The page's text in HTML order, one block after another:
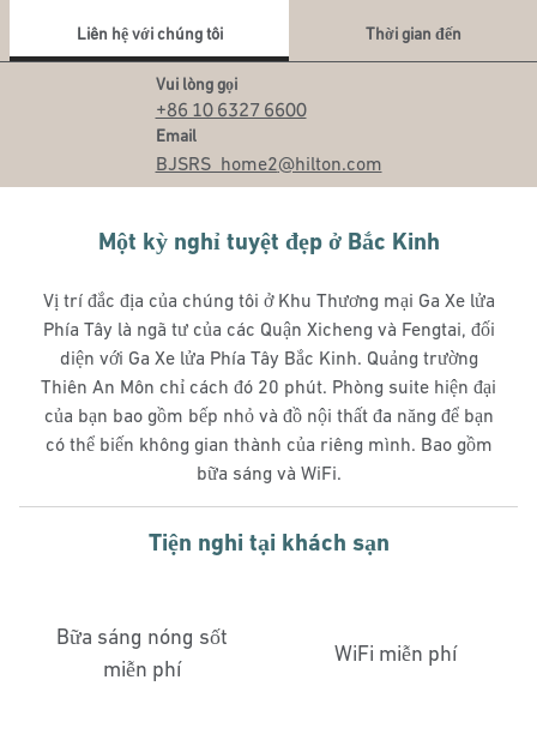
Liên hệ với chúng tôi
Thời gian đến
Vui lòng gọi
Gọi
+86 10 6327 6600
Email
Email
BJSRS_home2@hilton.com
Một kỳ nghỉ tuyệt đẹp ở Bắc Kinh
Vị trí đắc địa của chúng tôi ở Khu Thương mại Ga Xe lửa
Phía Tây là ngã tư của các Quận Xicheng và Fengtai, đối
diện với Ga Xe lửa Phía Tây Bắc Kinh. Quảng trường
Thiên An Môn chỉ cách đó 20 phút. Phòng suite hiện đại
của bạn bao gồm bếp nhỏ và đồ nội thất đa năng để bạn
có thể biến không gian thành của riêng mình. Bao gồm
bữa sáng và WiFi.
Tiện nghi tại khách sạn
Bữa sáng nóng sốt
miễn phí
WiFi miễn phí